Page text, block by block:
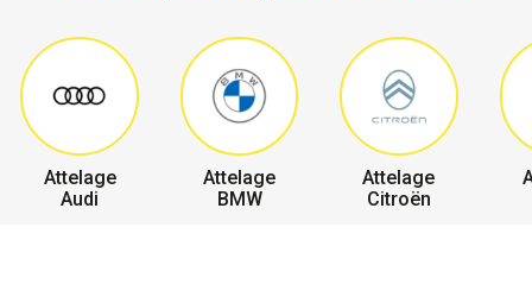
Attelage
Audi
Attelage
BMW
Attelage
Citroën